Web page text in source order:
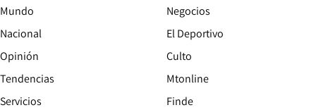
Mundo
Nacional
Opinión
Tendencias
Servicios
Negocios
El Deportivo
Culto
Mtonline
Finde